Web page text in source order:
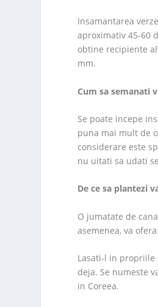
Insamantarea
aproximativ 45-60
obtine recipiente
mm.
Cum sa semanati
Se poate incepe
puna mai mult de
considerare este
nu uitati sa udati
De ce sa plantezi
O jumatate de
asemenea, va
Lasati-l in propriile
deja. Se numeste
in Coreea.